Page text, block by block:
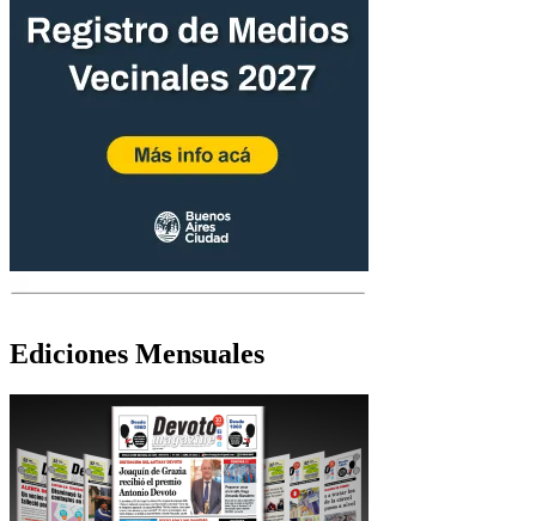
Ediciones Mensuales